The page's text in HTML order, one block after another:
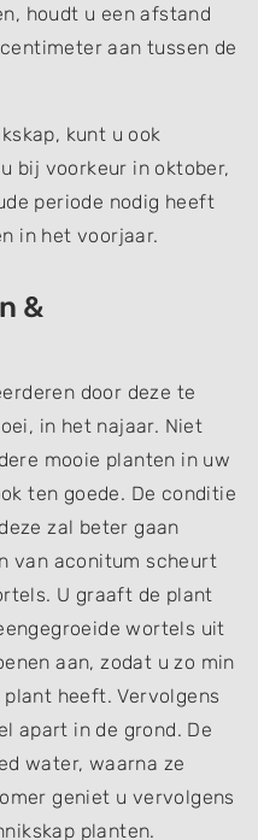
houdt u een afstand
aan tussen de
kunt u ook
bij voorkeur in oktober,
periode nodig heeft
in het voorjaar.
&
door deze te
in het najaar. Niet
mooie planten in uw
ten goede. De conditie
zal beter gaan
van aconitum scheurt
U graaft de plant
wortels uit
aan, zodat u zo min
heeft. Vervolgens
apart in de grond. De
water, waarna ze
geniet u vervolgens
planten.